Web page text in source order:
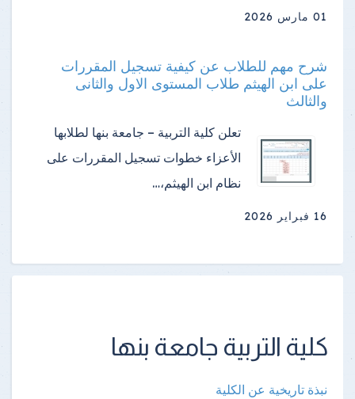
01 مارس 2026
شرح مهم للطلاب عن كيفية تسجيل المقررات
على ابن الهيثم طلاب المستوى الاول والثانى
والثالث
تعلن كلية التربية – جامعة بنها لطلابها
الأعزاء خطوات تسجيل المقررات على
نظام ابن الهيثم،…
16 فبراير 2026
كلية التربية جامعة بنها
نبذة تاريخية عن الكلية